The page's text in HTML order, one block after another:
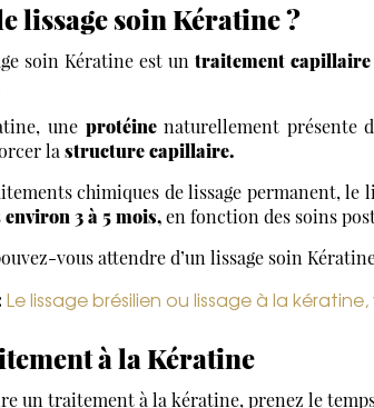
lissage soin Kératine ?
soin Kératine est untraitement capillaire
une protéinenaturellement présente
la structure capillaire.
chimiques de lissage permanent, le
environ 3 à 5 mois,en fonction des soins
vous attendre d’un lissage soin
Le lissage brésilien ou lissage à la
à la Kératine
un traitement à la kératine, prenez le